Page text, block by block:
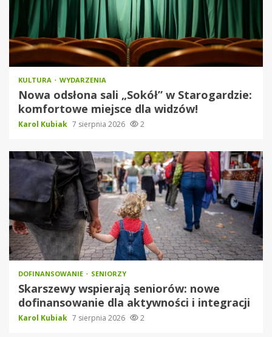
KULTURA WYDARZENIA
Nowa odsłona sali „Sokół” w Starogardzie:
komfortowe miejsce dla widzów!
Karol Kubiak 7 sierpnia 2026 2
DOFINANSOWANIE SENIORZY
Skarszewy wspierają seniorów: nowe
dofinansowanie dla aktywności i integracji
Karol Kubiak 7 sierpnia 2026 2